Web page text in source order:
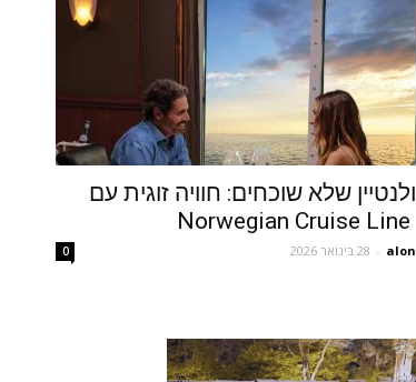
ולנטיין שלא שוכחים: חוויה זוגית עם
alon
- 28 בינואר 2026 0